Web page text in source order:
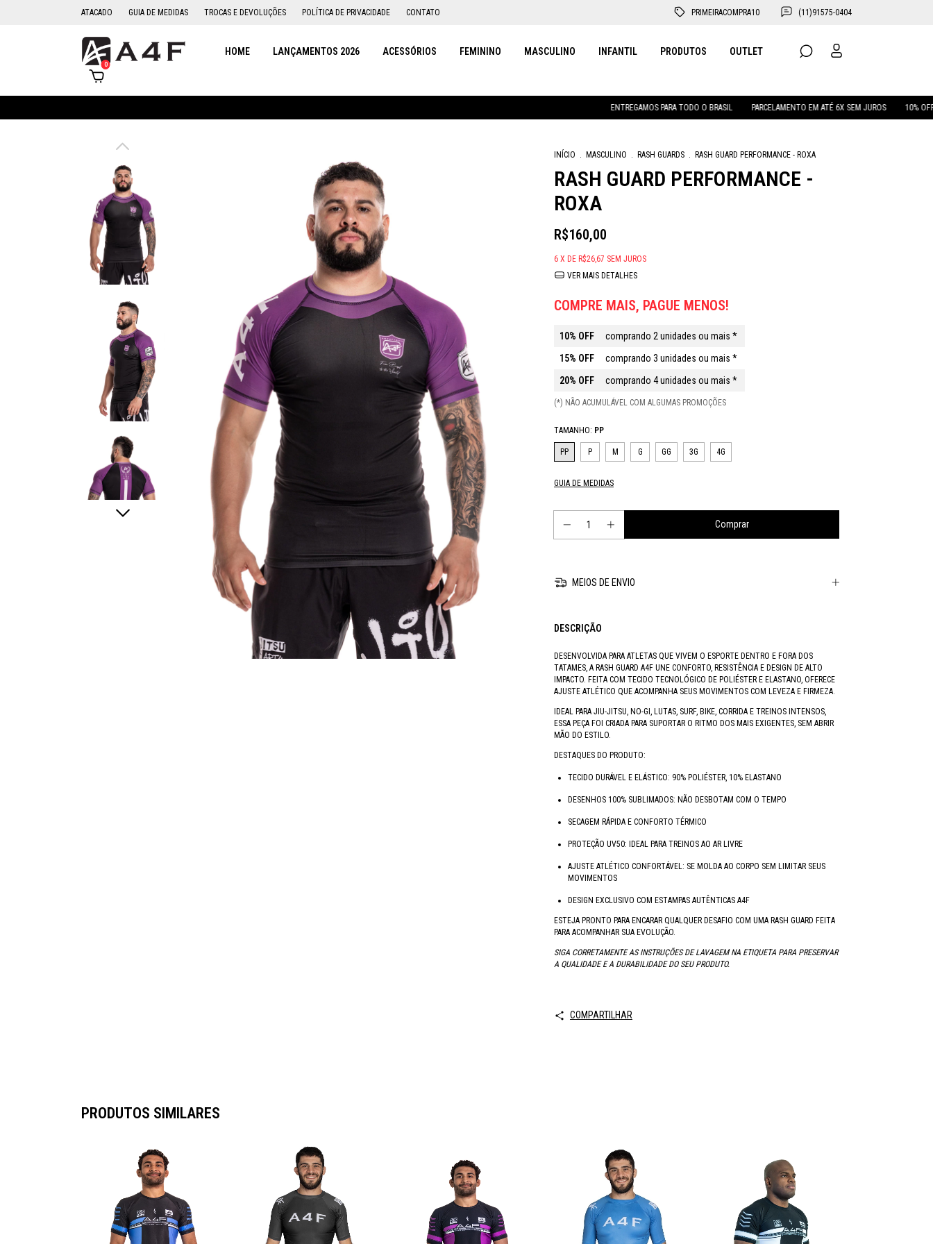
ATACADO GUIA DE MEDIDAS TROCAS E DEVOLUÇÕES POLÍTICA DE PRIVACIDADE CONTATO PRIMEIRACOMPRA10 (11)91575-0404
HOME LANÇAMENTOS 2026 ACESSÓRIOS FEMININO MASCULINO INFANTIL PRODUTOS OUTLET
0
ENTREGAMOS PARA TODO O BRASIL PARCELAMENTO EM ATÉ 6X SEM JUROS 10% OFF NA PRIMEIRA
INÍCIO MASCULINO RASH GUARDS RASH GUARD PERFORMANCE - ROXA
RASH GUARD PERFORMANCE -
ROXA
R$160,00
6 X DE R$26,67 SEM JUROS
VER MAIS DETALHES
COMPRE MAIS, PAGUE MENOS!
10% OFF
comprando 2 unidades ou mais *
15% OFF
comprando 3 unidades ou mais *
20% OFF
comprando 4 unidades ou mais *
(*) NÃO ACUMULÁVEL COM ALGUMAS PROMOÇÕES
TAMANHO: PP
PP P M G GG 3G 4G
GUIA DE MEDIDAS
MEIOS DE ENVIO
DESCRIÇÃO
DESENVOLVIDA PARA ATLETAS QUE VIVEM O ESPORTE DENTRO E FORA DOS
TATAMES, A RASH GUARD A4F UNE CONFORTO, RESISTÊNCIA E DESIGN DE ALTO
IMPACTO. FEITA COM TECIDO TECNOLÓGICO DE POLIÉSTER E ELASTANO, OFERECE
AJUSTE ATLÉTICO QUE ACOMPANHA SEUS MOVIMENTOS COM LEVEZA E FIRMEZA.
IDEAL PARA JIU-JITSU, NO-GI, LUTAS, SURF, BIKE, CORRIDA E TREINOS INTENSOS,
ESSA PEÇA FOI CRIADA PARA SUPORTAR O RITMO DOS MAIS EXIGENTES, SEM ABRIR
MÃO DO ESTILO.
DESTAQUES DO PRODUTO:
TECIDO DURÁVEL E ELÁSTICO: 90% POLIÉSTER, 10% ELASTANO
DESENHOS 100% SUBLIMADOS: NÃO DESBOTAM COM O TEMPO
SECAGEM RÁPIDA E CONFORTO TÉRMICO
PROTEÇÃO UV50: IDEAL PARA TREINOS AO AR LIVRE
AJUSTE ATLÉTICO CONFORTÁVEL: SE MOLDA AO CORPO SEM LIMITAR SEUS
MOVIMENTOS
DESIGN EXCLUSIVO COM ESTAMPAS AUTÊNTICAS A4F
ESTEJA PRONTO PARA ENCARAR QUALQUER DESAFIO COM UMA RASH GUARD FEITA
PARA ACOMPANHAR SUA EVOLUÇÃO.
SIGA CORRETAMENTE AS INSTRUÇÕES DE LAVAGEM NA ETIQUETA PARA PRESERVAR
A QUALIDADE E A DURABILIDADE DO SEU PRODUTO.
COMPARTILHAR
PRODUTOS SIMILARES